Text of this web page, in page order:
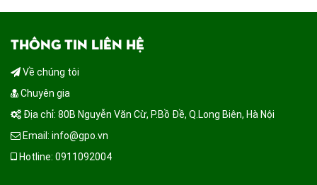
THÔNG TIN LIÊN HỆ
Về chúng tôi
Chuyên gia
Địa chỉ: 80B Nguyễn Văn Cừ, P.Bồ Đề, Q.Long Biên, Hà Nội
Email: info@gpo.vn
Hotline: 0911092004